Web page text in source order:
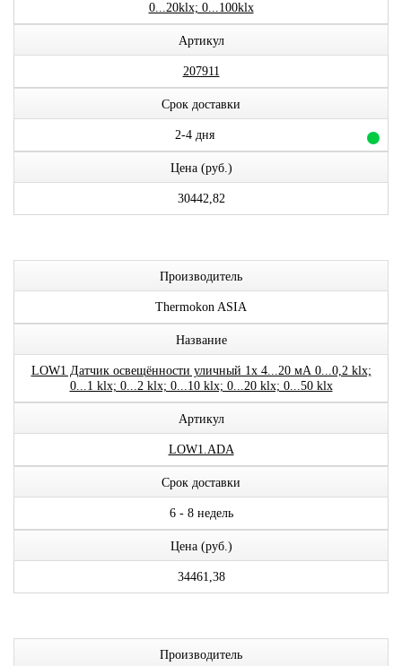
0...20klx; 0...100klx
Артикул
207911
Срок доставки
2-4 дня
Цена (руб.)
30442,82
Производитель
Thermokon ASIA
Название
LOW1 Датчик освещённости уличный 1x 4...20 мА 0...0,2 klx;
0...1 klx; 0...2 klx; 0...10 klx; 0...20 klx; 0...50 klx
Артикул
LOW1.ADA
Срок доставки
6 - 8 недель
Цена (руб.)
34461,38
Производитель